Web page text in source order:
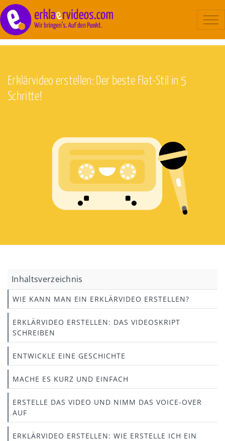
Ablauf
Über uns
Blog
Erklärvideo erstellen: Der beste Flat-Stil in 5
Schritte!
Inhaltsverzeichnis
WIE KANN MAN EIN ERKLÄRVIDEO ERSTELLEN?
ERKLÄRVIDEO ERSTELLEN: DAS VIDEOSKRIPT
SCHREIBEN
ENTWICKLE EINE GESCHICHTE
MACHE ES KURZ UND EINFACH
ERSTELLE DAS VIDEO UND NIMM DAS VOICE-OVER
AUF
ERKLÄRVIDEO ERSTELLEN: WIE ERSTELLE ICH EIN